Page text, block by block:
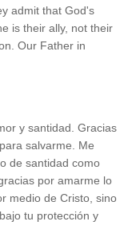
admit that God's
is their ally, not their
Our Father in
y santidad. Gracias
salvarme. Me
de santidad como
por amarme lo
medio de Cristo, sino
tu protección y